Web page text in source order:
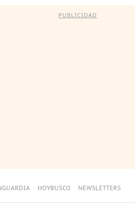
PUBLICIDAD
HOYBUSCO NEWSLETTERS